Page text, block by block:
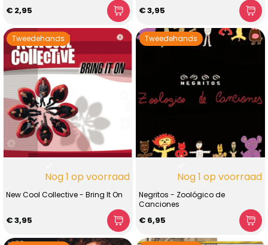
€ 2,95 € 3,95
Tweedehands
Nog 1 op voorraad
New Cool Collective - Bring It On
€ 3,95
Tweedehands
Nog 1 op voorraad
Negritos - Zoológico de
Canciones
€ 6,95